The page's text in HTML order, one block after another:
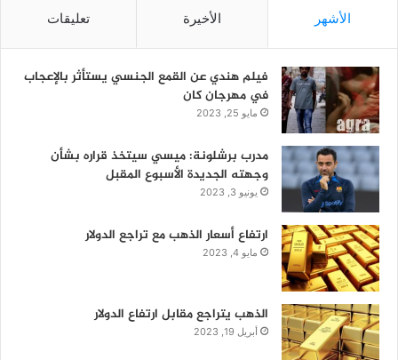
الأشهر الأخيرة تعليقات
فيلم هندي عن القمع الجنسي يستأثر بالإعجاب
في مهرجان كان
مايو 25, 2023
مدرب برشلونة: ميسي سيتخذ قراره بشأن
وجهته الجديدة الأسبوع المقبل
يونيو 3, 2023
ارتفاع أسعار الذهب مع تراجع الدولار
مايو 4, 2023
الذهب يتراجع مقابل ارتفاع الدولار
أبريل 19, 2023